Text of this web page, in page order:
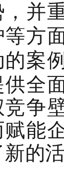
，并
等方
的案
供全
竞争
赋能
新的